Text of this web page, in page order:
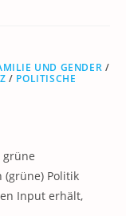
UND GENDER /
/ POLITISCHE
grüne
(grüne) Politik
Input erhält,